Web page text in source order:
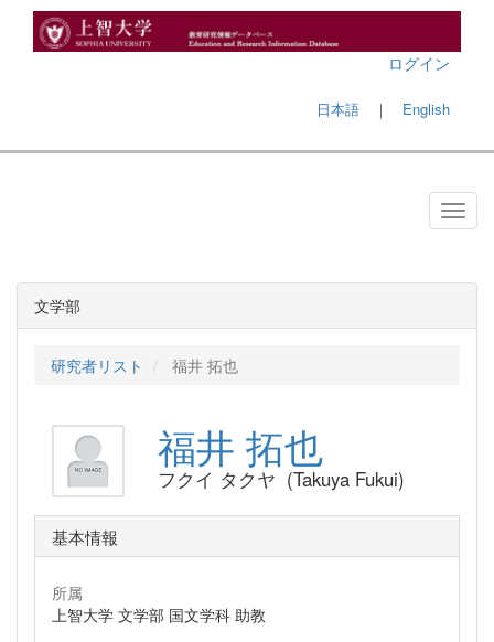
ログイン
日本語 ｜ English
文学部
研究者リスト 福井 拓也
福井 拓也
フクイ タクヤ (Takuya Fukui)
基本情報
所属
上智大学 文学部 国文学科 助教